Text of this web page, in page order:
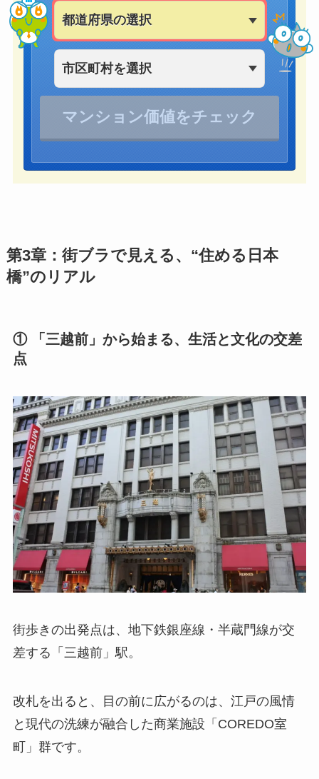
第3章：街ブラで見える、“住める日本
橋”のリアル
① 「三越前」から始まる、生活と文化の交差
点
街歩きの出発点は、地下鉄銀座線・半蔵門線が交
差する「三越前」駅。
改札を出ると、目の前に広がるのは、江戸の風情
と現代の洗練が融合した商業施設「COREDO室
町」群です。